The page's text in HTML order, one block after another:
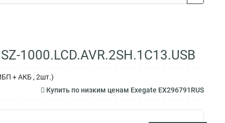
1000.LCD.AVR.2SH.1C13.USB
+ АКБ , 2шт.)
Купить по низким ценам Exegate EX296791RUS